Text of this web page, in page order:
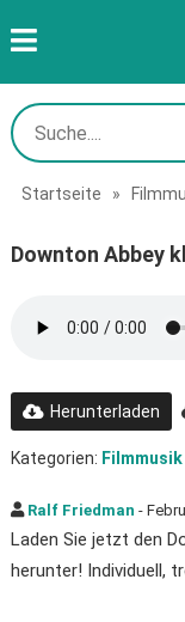
Startseite »
Downton Abbey
Herunterladen
Kategorien: Filmmusik
Ralf Friedman -
Laden Sie jetzt den
herunter! Individuell,